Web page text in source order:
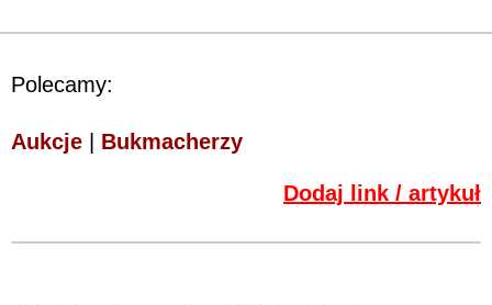
Polecamy:
Aukcje Bukmacherzy
Dodaj link / artykuł